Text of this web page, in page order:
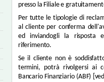
presso la Filiale e
Per tutte le tipologie di
al cliente per conferma
ed inviandogli la risposta
riferimento.
Se il cliente non è
termini, potrà rivolgersi ai
Bancario Finanziario (ABF)